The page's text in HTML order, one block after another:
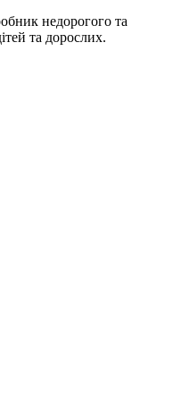
недорогого та
та дорослих.